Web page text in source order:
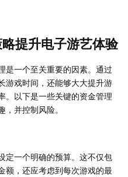
提升电子游艺体验
是一个至关重要的因素。通过
游戏时间，还能够大大提升游
。以下是一些关键的资金管理
并控制风险。
定一个明确的预算。这不仅包
额，还应考虑到每次游戏的最